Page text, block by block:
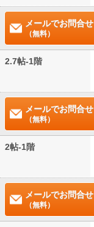
メールでお問合せ
（無料）
2.7帖-1階
メールでお問合せ
（無料）
2帖-1階
メールでお問合せ
（無料）